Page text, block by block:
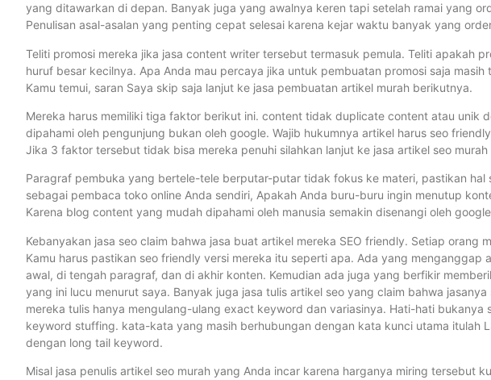
yang ditawarkan di depan. Banyak juga yang awalnya keren tapi setelah ramai yang
Penulisan asal-asalan yang penting cepat selesai karena kejar waktu banyak yang
Teliti promosi mereka jika jasa content writer tersebut termasuk pemula. Teliti apakah
huruf besar kecilnya. Apa Anda mau percaya jika untuk pembuatan promosi saja
Kamu temui, saran Saya skip saja lanjut ke jasa pembuatan artikel murah berikutnya.
Mereka harus memiliki tiga faktor berikut ini. content tidak duplicate content atau unik
dipahami oleh pengunjung bukan oleh google. Wajib hukumnya artikel harus seo
Jika 3 faktor tersebut tidak bisa mereka penuhi silahkan lanjut ke jasa artikel seo murah
Paragraf pembuka yang bertele-tele berputar-putar tidak fokus ke materi, pastikan
sebagai pembaca toko online Anda sendiri, Apakah Anda buru-buru ingin menutup
Karena blog content yang mudah dipahami oleh manusia semakin disenangi oleh
Kebanyakan jasa seo claim bahwa jasa buat artikel mereka SEO friendly. Setiap orang
Kamu harus pastikan seo friendly versi mereka itu seperti apa. Ada yang
awal, di tengah paragraf, dan di akhir konten. Kemudian ada juga yang berfikir
yang ini lucu menurut saya. Banyak juga jasa tulis artikel seo yang claim bahwa
mereka tulis hanya mengulang-ulang exact keyword dan variasinya. Hati-hati
keyword stuffing. kata-kata yang masih berhubungan dengan kata kunci utama itulah
dengan long tail keyword.
Misal jasa penulis artikel seo murah yang Anda incar karena harganya miring tersebut